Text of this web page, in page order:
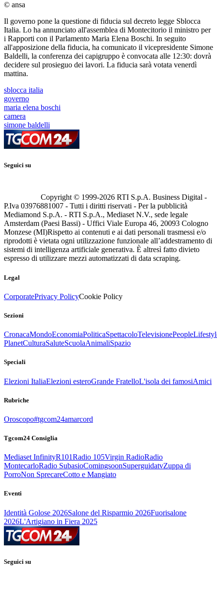
© ansa
Il governo pone la questione di fiducia sul decreto legge Sblocca
Italia. Lo ha annunciato all'assemblea di Montecitorio il ministro per
i Rapporti con il Parlamento Maria Elena Boschi. In seguito
all'apposizione della fiducia, ha comunicato il vicepresidente Simone
Baldelli, la conferenza dei capigruppo è convocata alle 12:30: dovrà
decidere sul prosieguo dei lavori. La fiducia sarà votata venerdì
mattina.
sblocca italia
governo
maria elena boschi
camera
simone baldelli
Seguici su
Copyright © 1999-2026 RTI S.p.A. Business Digital -
P.Iva 03976881007 - Tutti i diritti riservati - Per la pubblicità
Mediamond S.p.A. - RTI S.p.A., Mediaset N.V., sede legale
Amsterdam (Paesi Bassi) - Uffici Viale Europa 46, 20093 Cologno
Monzese (MI)Rispetto ai contenuti e ai dati personali trasmessi e/o
riprodotti è vietata ogni utilizzazione funzionale all’addestramento di
sistemi di intelligenza artificiale generativa. È altresì fatto divieto
espresso di utilizzare mezzi automatizzati di data scraping.
Legal
CorporatePrivacy PolicyCookie Policy
Sezioni
CronacaMondoEconomiaPoliticaSpettacoloTelevisionePeople
PlanetCulturaSaluteScuolaAnimaliSpazio
Speciali
Elezioni ItaliaElezioni esteroGrande FratelloL'isola dei famosiAmici
Rubriche
Oroscopo#tgcom24amarcord
Tgcom24 Consiglia
Mediaset InfinityR101Radio 105Virgin RadioRadio
MontecarloRadio SubasioComingsoonSuperguidatvZuppa di
PorroNon SprecareCotto e Mangiato
Eventi
Identità Golose 2026Salone del Risparmio 2026Fuorisalone
2026L'Artigiano in Fiera 2025
Seguici su